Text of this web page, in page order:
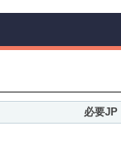
必要JP